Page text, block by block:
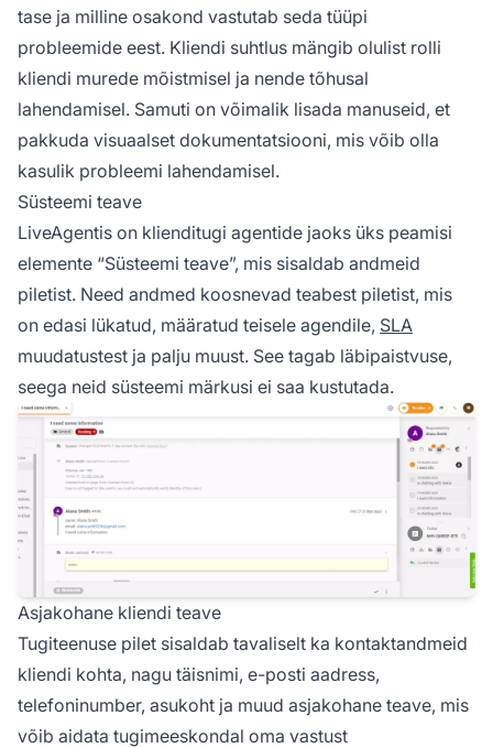
tase ja milline osakond vastutab seda tüüpi
probleemide eest. Kliendi suhtlus mängib olulist rolli
kliendi murede mõistmisel ja nende tõhusal
lahendamisel. Samuti on võimalik lisada manuseid, et
pakkuda visuaalset dokumentatsiooni, mis võib olla
kasulik probleemi lahendamisel.
Süsteemi teave
LiveAgentis on klienditugi agentide jaoks üks peamisi
elemente “Süsteemi teave”, mis sisaldab andmeid
piletist. Need andmed koosnevad teabest piletist, mis
on edasi lükatud, määratud teisele agendile, SLA
muudatustest ja palju muust. See tagab läbipaistvuse,
seega neid süsteemi märkusi ei saa kustutada.
Asjakohane kliendi teave
Tugiteenuse pilet sisaldab tavaliselt ka kontaktandmeid
kliendi kohta, nagu täisnimi, e-posti aadress,
telefoninumber, asukoht ja muud asjakohane teave, mis
võib aidata tugimeeskondal oma vastust